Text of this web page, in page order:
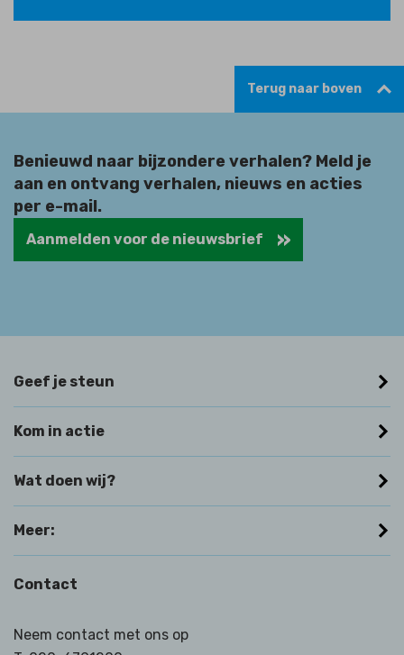
Terug naar boven
Benieuwd naar bijzondere verhalen? Meld je
aan en ontvang verhalen, nieuws en acties
per e-mail.
Aanmelden voor de nieuwsbrief
Geef je steun
Kom in actie
Wat doen wij?
Meer:
Contact
Neem contact met ons op